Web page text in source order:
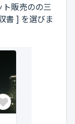
販売のの三
書 ] を選びま